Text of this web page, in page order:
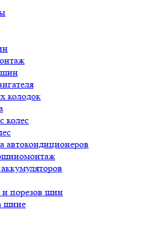
шин
колодок
колес
автокондиционеров
и порезов шин
шине